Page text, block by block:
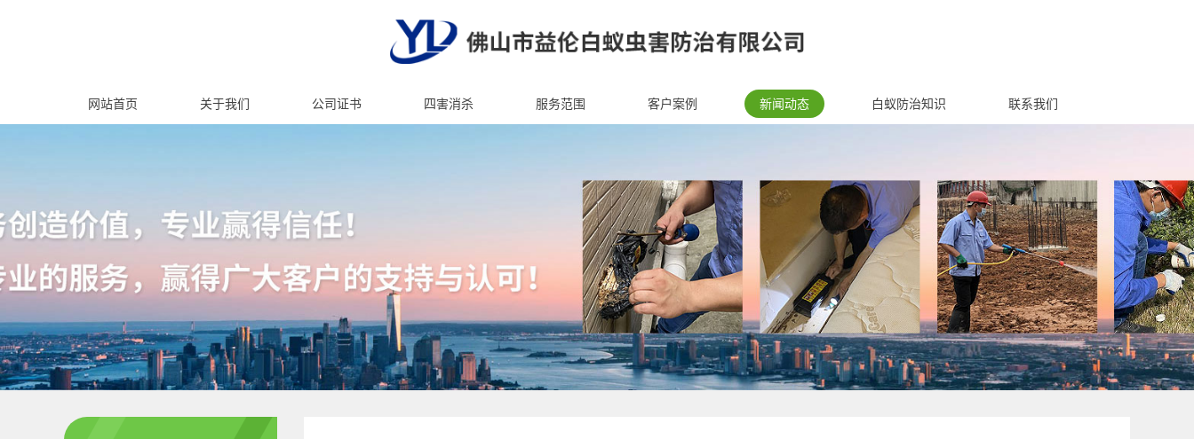
网站首页 关于我们 公司证书 四害消杀 服务范围 客户案例 新闻动态 白蚁防治知识 联系我们